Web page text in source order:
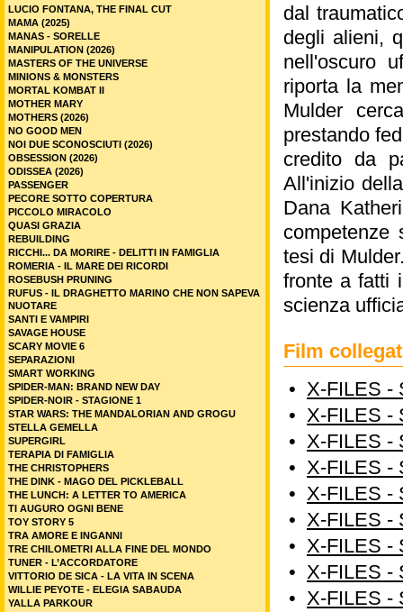
dal
degli alieni,
nell'oscuro
riporta la
Mulder
prestando
credito da
All'inizio
Dana
competenze
tesi di
fronte a fatti
scienza
Film
• X-FILES -
• X-FILES -
• X-FILES -
• X-FILES -
• X-FILES -
• X-FILES -
• X-FILES -
• X-FILES -
• X-FILES -
LUCIO FONTANA, THE FINAL CUT
MAMA (2025)
MANAS - SORELLE
MANIPULATION (2026)
MASTERS OF THE UNIVERSE
MINIONS & MONSTERS
MORTAL KOMBAT II
MOTHER MARY
MOTHERS (2026)
NO GOOD MEN
NOI DUE SCONOSCIUTI (2026)
OBSESSION (2026)
ODISSEA (2026)
PASSENGER
PECORE SOTTO COPERTURA
PICCOLO MIRACOLO
QUASI GRAZIA
REBUILDING
RICCHI... DA MORIRE - DELITTI IN FAMIGLIA
ROMERIA - IL MARE DEI RICORDI
ROSEBUSH PRUNING
RUFUS - IL DRAGHETTO MARINO CHE NON SAPEVA
NUOTARE
SANTI E VAMPIRI
SAVAGE HOUSE
SCARY MOVIE 6
SEPARAZIONI
SMART WORKING
SPIDER-MAN: BRAND NEW DAY
SPIDER-NOIR - STAGIONE 1
STAR WARS: THE MANDALORIAN AND GROGU
STELLA GEMELLA
SUPERGIRL
TERAPIA DI FAMIGLIA
THE CHRISTOPHERS
THE DINK - MAGO DEL PICKLEBALL
THE LUNCH: A LETTER TO AMERICA
TI AUGURO OGNI BENE
TOY STORY 5
TRA AMORE E INGANNI
TRE CHILOMETRI ALLA FINE DEL MONDO
TUNER - L’ACCORDATORE
VITTORIO DE SICA - LA VITA IN SCENA
WILLIE PEYOTE - ELEGIA SABAUDA
YALLA PARKOUR